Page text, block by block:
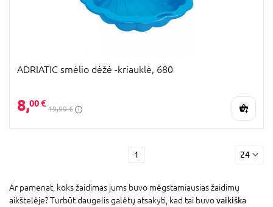
ADRIATIC smėlio dėžė -kriauklė, 680
8,00 €
19,99 €
1 24
Ar pamenat, koks žaidimas jums buvo mėgstamiausias žaidimų
aikštelėje? Turbūt daugelis galėtų atsakyti, kad tai buvovaikiška